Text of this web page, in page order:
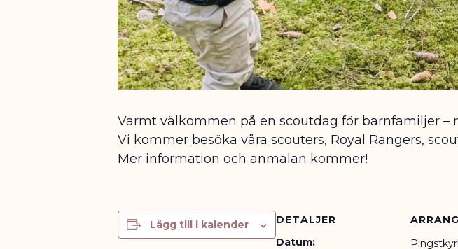
Varmt välkommen på en scoutdag för barnfamiljer
Vi kommer besöka våra scouters, Royal Rangers,
Mer information och anmälan kommer!
Lägg till i kalender
DETALJER
Datum: